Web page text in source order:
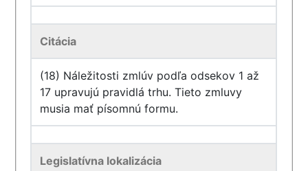
Citácia
(18) Náležitosti zmlúv podľa odsekov 1 až
17 upravujú pravidlá trhu. Tieto zmluvy
musia mať písomnú formu.
Legislatívna lokalizácia